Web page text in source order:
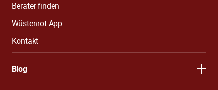
Berater finden
Wüstenrot App
Kontakt
Blog